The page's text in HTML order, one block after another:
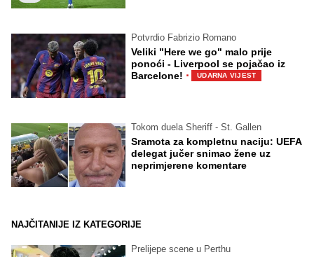
Potvrdio Fabrizio Romano
Veliki "Here we go" malo prije
ponoći - Liverpool se pojačao iz
Barcelone! · UDARNA VIJEST
Tokom duela Sheriff - St. Gallen
Sramota za kompletnu naciju: UEFA
delegat jučer snimao žene uz
neprimjerene komentare
NAJČITANIJE IZ KATEGORIJE
Prelijepe scene u Perthu